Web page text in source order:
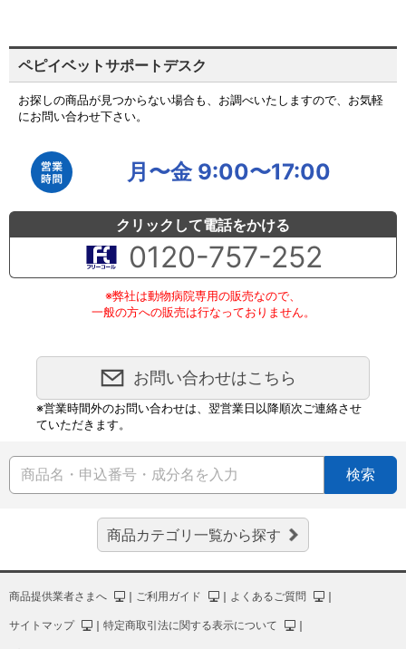
ペピイベットサポートデスク
お探しの商品が見つからない場合も、お調べいたしますので、お気軽
にお問い合わせ下さい。
月〜金 9:00〜17:00
クリックして電話をかける
0120-757-252
※弊社は動物病院専用の販売なので、
一般の方への販売は行なっておりません。
お問い合わせはこちら
※営業時間外のお問い合わせは、翌営業日以降順次ご連絡させ
ていただきます。
検索
商品カテゴリ一覧から探す
商品提供業者さまへ ｜ ご利用ガイド ｜ よくあるご質問 ｜
サイトマップ ｜ 特定商取引法に関する表示について ｜